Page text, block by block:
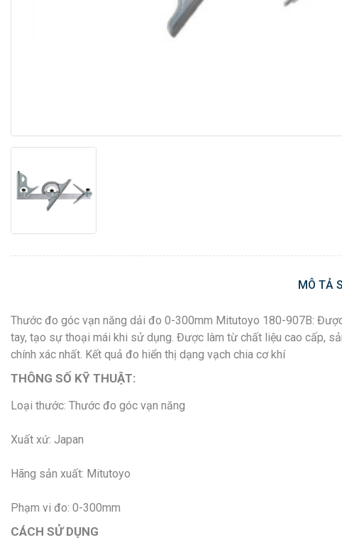
MÔ TẢ
Thước đo góc vạn năng dải đo 0-300mm Mitutoyo 180-907B:
tay, tạo sự thoại mái khi sử dụng. Được làm từ chất liệu cao cấp,
chính xác nhất. Kết quả đo hiển thị dạng vạch chia cơ khí
THÔNG SỐ KỸ THUẬT:
Loại thước: Thước đo góc vạn năng
Xuất xứ: Japan
Hãng sản xuất: Mitutoyo
Phạm vi đo: 0-300mm
CÁCH SỬ DỤNG